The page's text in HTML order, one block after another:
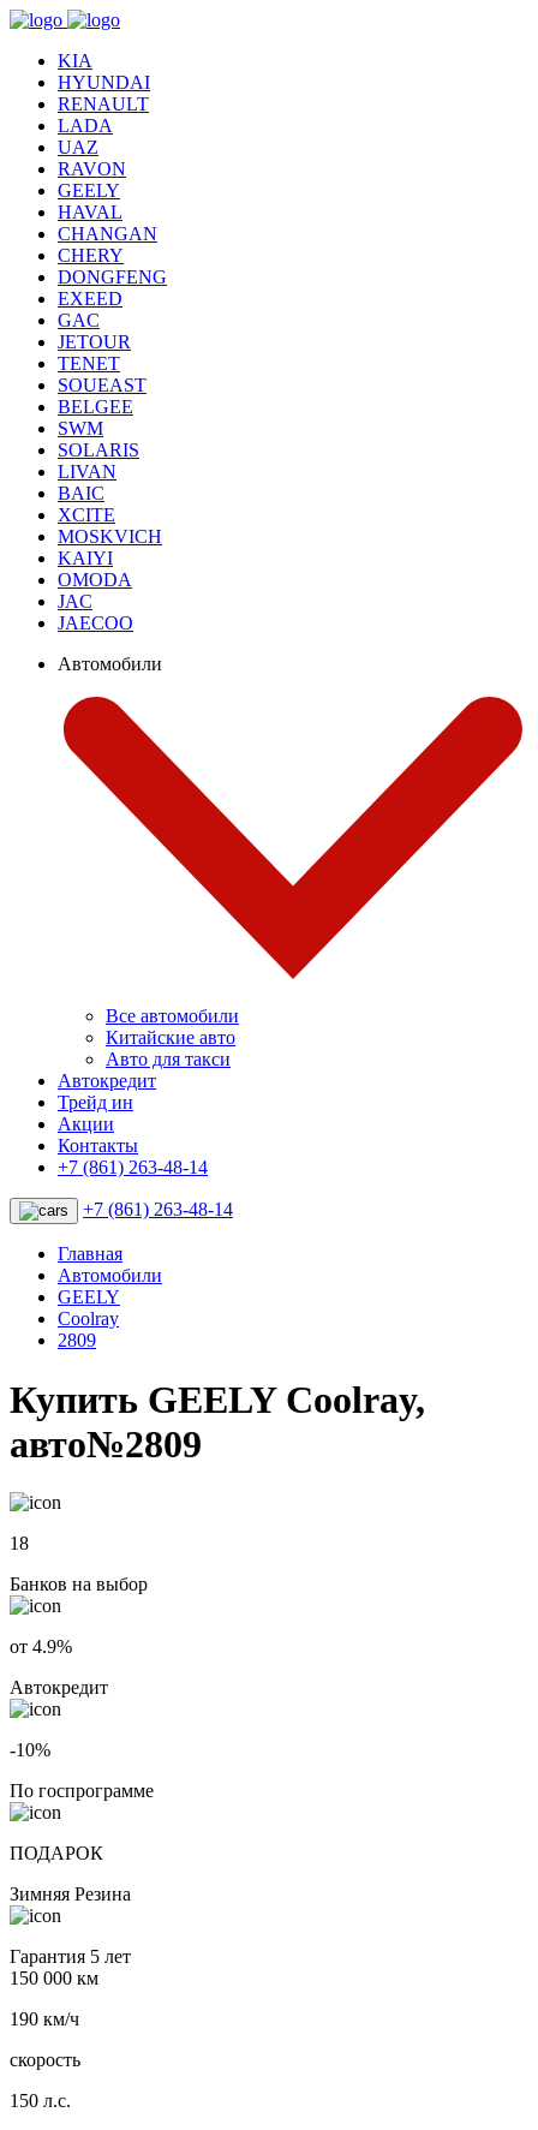
KIA
HYUNDAI
RENAULT
LADA
UAZ
RAVON
GEELY
HAVAL
CHANGAN
CHERY
DONGFENG
EXEED
GAC
JETOUR
TENET
SOUEAST
BELGEE
SWM
SOLARIS
LIVAN
BAIC
XCITE
MOSKVICH
KAIYI
OMODA
JAC
JAECOO
Автомобили
Все автомобили
Китайские авто
Авто для такси
Автокредит
Трейд ин
Акции
Контакты
+7 (861) 263-48-14
+7 (861) 263-48-14
Главная
Автомобили
GEELY
Coolray
2809
Купить GEELY Coolray,
авто№2809
18
Банков на выбор
от 4.9%
Автокредит
-10%
По госпрограмме
ПОДАРОК
Зимняя Резина
Гарантия 5 лет
150 000 км
190 км/ч
скорость
150 л.с.